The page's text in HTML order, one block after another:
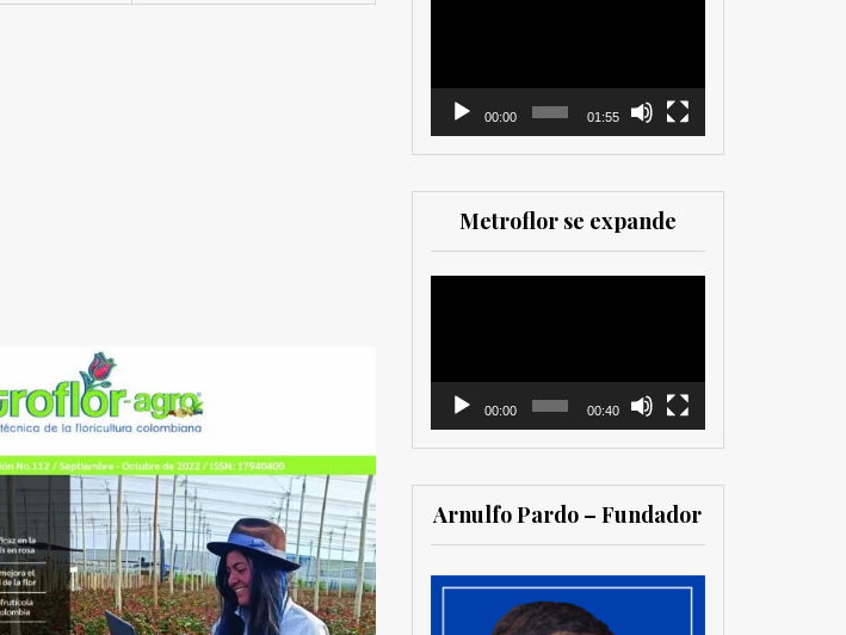
que trabajan en el sector
00:00 01:55
Metroflor se expande
00:00 00:40
Arnulfo Pardo – Fundador